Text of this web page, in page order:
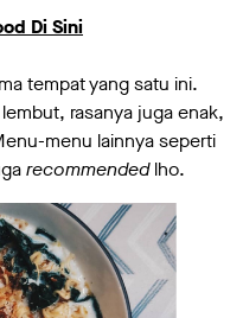
Di Sini
tempat yang satu ini.
rasanya juga enak,
menu lainnya seperti
recommendedlho.